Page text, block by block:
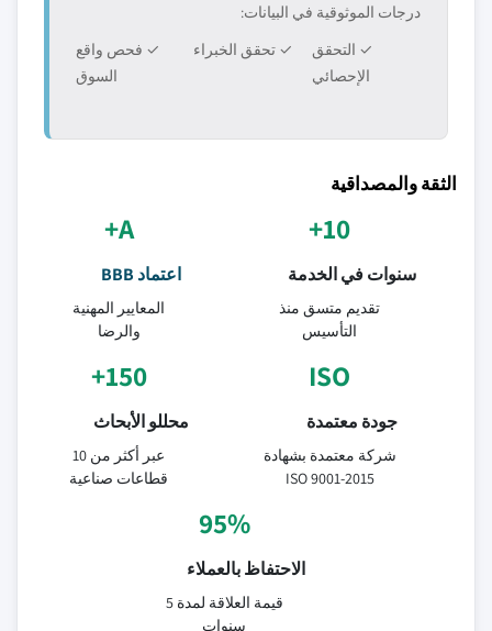
درجات الموثوقية في البيانات:
✓ التحقق
الإحصائي
✓ تحقق الخبراء
✓ فحص واقع
السوق
الثقة والمصداقية
10+
سنوات في الخدمة
تقديم متسق منذ
التأسيس
A+
اعتماد BBB
المعايير المهنية
والرضا
ISO
جودة معتمدة
شركة معتمدة بشهادة
ISO 9001-2015
150+
محللو الأبحاث
عبر أكثر من 10
قطاعات صناعية
95%
الاحتفاظ بالعملاء
قيمة العلاقة لمدة 5
سنوات